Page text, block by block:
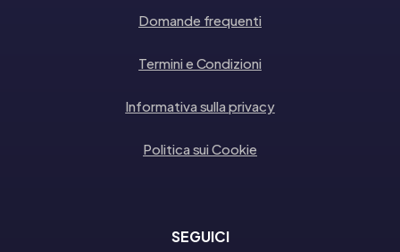
Domande frequenti
Termini e Condizioni
Informativa sulla privacy
Politica sui Cookie
SEGUICI